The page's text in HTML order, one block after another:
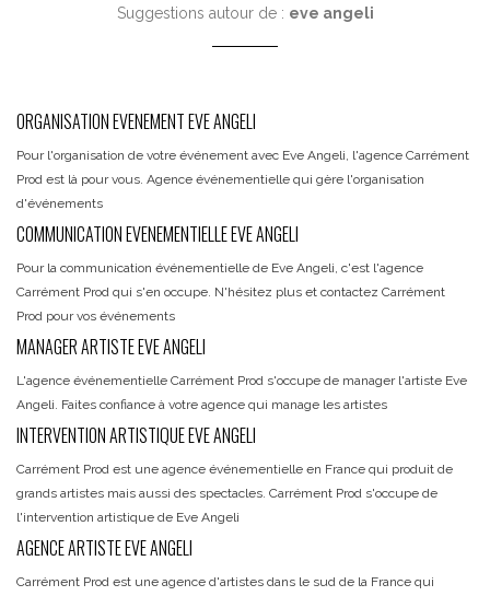
Suggestions autour de : eve angeli
ORGANISATION EVENEMENT EVE ANGELI
Pour l'organisation de votre événement avec Eve Angeli, l'agence Carrément
Prod est là pour vous. Agence événementielle qui gère l'organisation
d'événements
COMMUNICATION EVENEMENTIELLE EVE ANGELI
Pour la communication événementielle de Eve Angeli, c'est l'agence
Carrément Prod qui s'en occupe. N'hésitez plus et contactez Carrément
Prod pour vos événements
MANAGER ARTISTE EVE ANGELI
L'agence événementielle Carrément Prod s'occupe de manager l'artiste Eve
Angeli. Faites confiance à votre agence qui manage les artistes
INTERVENTION ARTISTIQUE EVE ANGELI
Carrément Prod est une agence événementielle en France qui produit de
grands artistes mais aussi des spectacles. Carrément Prod s'occupe de
l'intervention artistique de Eve Angeli
AGENCE ARTISTE EVE ANGELI
Carrément Prod est une agence d'artistes dans le sud de la France qui